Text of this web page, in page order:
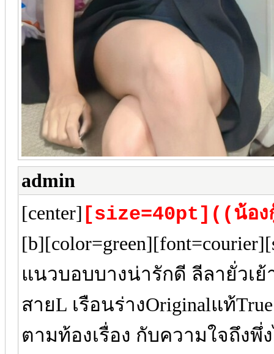
admin
[center] [size=40pt]((น้อ
แนวบอบบางน่ารักดี ลีลายั่วเย้
สายL เรือนร่างOriginalแท้
ตามท้องเรื่อง กับความใจถึง